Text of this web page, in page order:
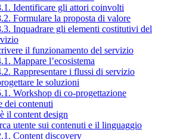
Identificare gli attori coinvolti
Formulare la proposta di valore
Inquadrare gli elementi costitutivi del
il funzionamento del servizio
Mappare l’ecosistema
Rappresentare i flussi di servizio
le soluzioni
Workshop di co-progettazione
dei contenuti
il content design
utente sui contenuti e il linguaggio
Content discovery